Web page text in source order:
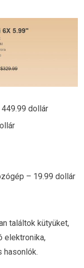
dollár
– 19.99 dollár
találtok kütyüket,
elektronika,